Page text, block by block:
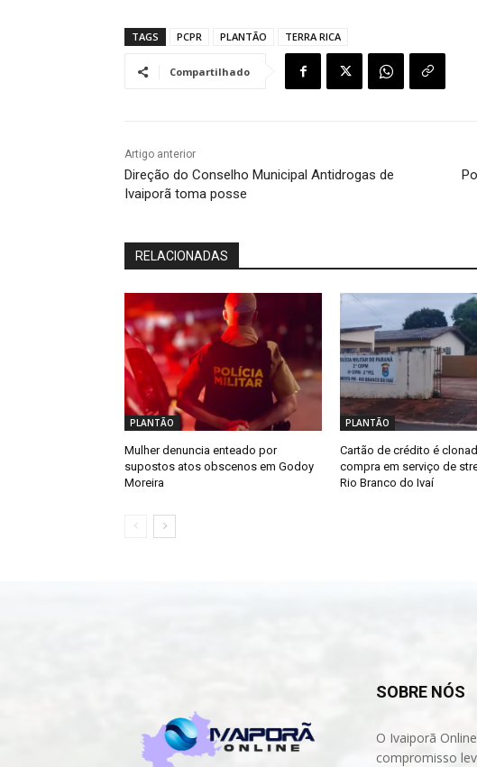
TAGS PCPR PLANTÃO TERRA RICA
Compartilhado
Artigo anterior
Direção do Conselho Municipal Antidrogas de
Ivaiporã toma posse
RELACIONADAS
PLANTÃO
Mulher denuncia enteado por
supostos atos obscenos em Godoy
Moreira
PLANTÃO
Cartão de crédito é
compra em serviço de
Rio Branco do Ivaí
SOBRE NÓS
O Ivaiporã
compromisso